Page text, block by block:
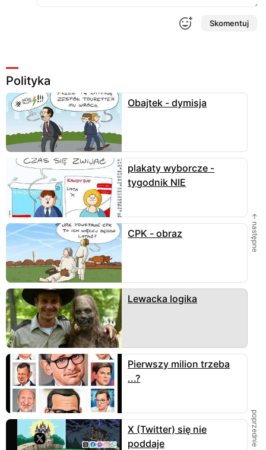
Skomentuj
Polityka
Obajtek - dymisja
plakaty wyborcze -
tygodnik NIE
CPK - obraz
Lewacka logika
Pierwszy milion trzeba
...?
X (Twitter) się nie
poddaje
← następne
poprzednie →